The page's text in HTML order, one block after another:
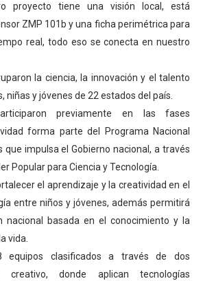
proyecto tiene una visión local, está
ZMP 101b y una ficha perimétrica para
real, todo eso se conecta en nuestro
la ciencia, la innovación y el talento
niñas y jóvenes de 22 estados del país.
previamente en las fases
forma parte del Programa Nacional
que impulsa el Gobierno nacional, a través
Popular para Ciencia y Tecnología.
el aprendizaje y la creatividad en el
entre niños y jóvenes, además permitirá
nacional basada en el conocimiento y la
vida.
equipos clasificados a través de dos
creativo, donde aplican tecnologías